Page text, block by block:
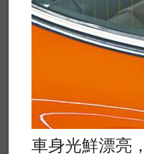
車身光鮮漂亮